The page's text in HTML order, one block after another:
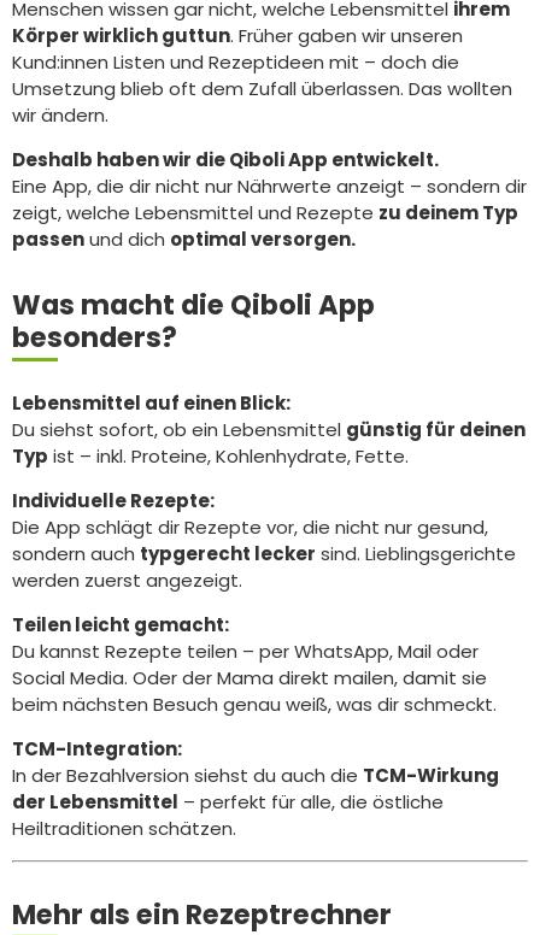
Menschen wissen gar nicht, welche Lebensmittel ihrem
Körper wirklich guttun. Früher gaben wir unseren
Kund:innen Listen und Rezeptideen mit – doch die
Umsetzung blieb oft dem Zufall überlassen. Das wollten
wir ändern.
Deshalb haben wir die Qiboli App entwickelt.
Eine App, die dir nicht nur Nährwerte anzeigt – sondern dir
zeigt, welche Lebensmittel und Rezepte zu deinem Typ
passenund dich optimal versorgen.
Was macht die Qiboli App
besonders?
Lebensmittel auf einen Blick:
Du siehst sofort, ob ein Lebensmittel günstig für deinen
Typ ist – inkl. Proteine, Kohlenhydrate, Fette.
Individuelle Rezepte:
Die App schlägt dir Rezepte vor, die nicht nur gesund,
sondern auch typgerecht lecker sind. Lieblingsgerichte
werden zuerst angezeigt.
Teilen leicht gemacht:
Du kannst Rezepte teilen – per WhatsApp, Mail oder
Social Media. Oder der Mama direkt mailen, damit sie
beim nächsten Besuch genau weiß, was dir schmeckt.
TCM-Integration:
In der Bezahlversion siehst du auch die TCM-Wirkung
der Lebensmittel – perfekt für alle, die östliche
Heiltraditionen schätzen.
Mehr als ein Rezeptrechner